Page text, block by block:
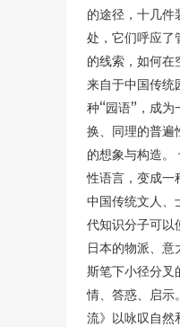
的途径，十几件
处，它们呼应了
的线索，如何在
来自于中国传统
种“园语”，成为
换、同理的普遍
的想象与构造。
性语言，变成一
中国传统文人、
代知识分子可以
日本的物派、
斯笔下小径分叉
情、答惑、启示
流》以咏叹自然